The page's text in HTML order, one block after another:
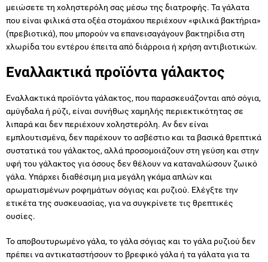
μειώσετε τη χοληστερόλη σας μέσω της διατροφής. Τα γάλατα
που είναι φιλικά στα οξέα στομάχου περιέχουν «φιλικά βακτήρια»
(πρεβιοτικά), που μπορούν να επανεισαγάγουν βακτηρίδια στη
χλωρίδα του εντέρου έπειτα από διάρροια ή χρήση αντιβιοτικών.
Εναλλακτικά προϊόντα γάλακτος
Εναλλακτικά προϊόντα γάλακτος, που παρασκευάζονται από σόγια,
αμύγδαλα ή ρύζι, είναι συνήθως χαμηλής περιεκτικότητας σε
λιπαρά και δεν περιέχουν χοληστερόλη. Αν δεν είναι
εμπλουτισμένα, δεν παρέχουν το ασβέστιο και τα βασικά θρεπτικά
συστατικά του γάλακτος, αλλά προσομοιάζουν στη γεύση και στην
υφή του γάλακτος για όσους δεν θέλουν να καταναλώσουν ζωικό
γάλα. Υπάρχει διαθέσιμη μια μεγάλη γκάμα απλών και
αρωματισμένων ροφημάτων σόγιας και ρυζιού. Ελέγξτε την
ετικέτα της συσκευασίας, για να συγκρίνετε τις θρεπτικές
ουσίες.
Το αποβουτυρωμένο γάλα, το γάλα σόγιας και το γάλα ρυζιού δεν
πρέπει να αντικαταστήσουν το βρεφικό γάλα ή τα γάλατα για τα